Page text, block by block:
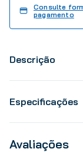
Consulte
pagamento
Descrição
Especificações
Avaliações